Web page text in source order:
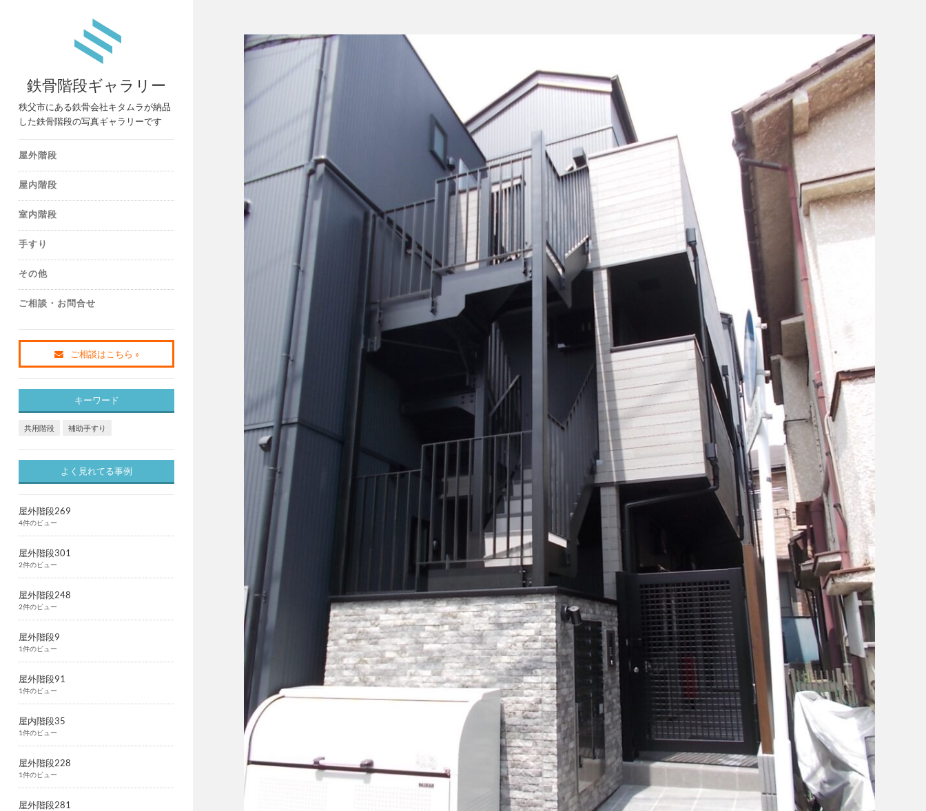
鉄骨階段ギャラリー
秩父市にある鉄骨会社キタムラが納品
した鉄骨階段の写真ギャラリーです
屋外階段
屋内階段
室内階段
手すり
その他
ご相談・お問合せ
ご相談はこちら »
キーワード
共用階段 補助手すり
よく見れてる事例
屋外階段269
4件のビュー
屋外階段301
2件のビュー
屋外階段248
2件のビュー
屋外階段9
1件のビュー
屋外階段91
1件のビュー
屋内階段35
1件のビュー
屋外階段228
1件のビュー
屋外階段281